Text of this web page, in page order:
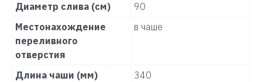
Диаметр слива (см)
90
Местонахождение
переливного
отверстия
в чаше
Длина чаши (мм)
340